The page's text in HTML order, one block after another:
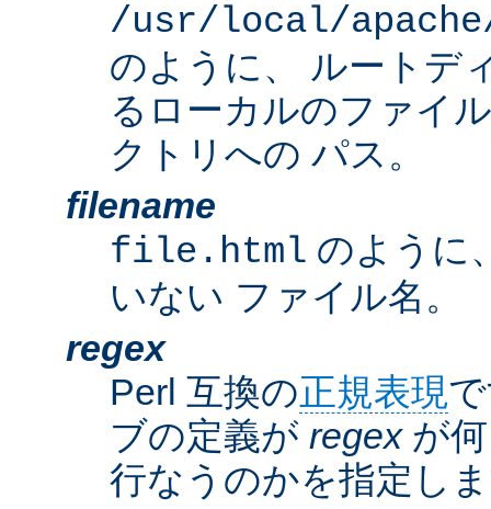
/usr/local/
のように、 ルートデ
るローカルのファイ
クトリへの パス。
filename
file.html のように
いない ファイル名。
regex
Perl 互換の正規表現
ブの定義が regexが何
行なうのかを指定し